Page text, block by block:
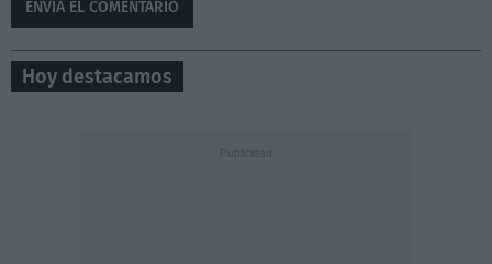
Hoy destacamos